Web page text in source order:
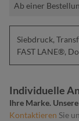
Ab einer
Siebdruck,
FAST LANE®,
Individuelle
Ihre Marke.
Kontaktieren Sie